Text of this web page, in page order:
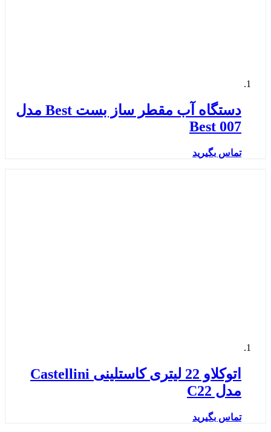
دستگاه آب مقطر ساز بست Best مدل
Best 007
تماس بگیرید
اتوکلاو 22 لیتری کاستلینی Castellini
مدل C22
تماس بگیرید